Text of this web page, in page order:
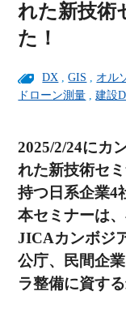
れた新技術
た！
DX ,GIS , オル
ドローン測量 ,建設
2025/2/24にカ
れた新技術セ
持つ日系企業4
本セミナーは
JICAカンボジ
公庁、民間企
ラ整備に資す